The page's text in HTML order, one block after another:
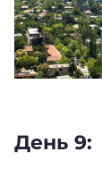
День 9: